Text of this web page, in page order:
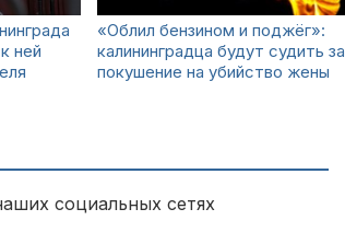
ней
«Облил бензином и поджёг»:
калининградца будут судить за
покушение на убийство жены
социальных сетях